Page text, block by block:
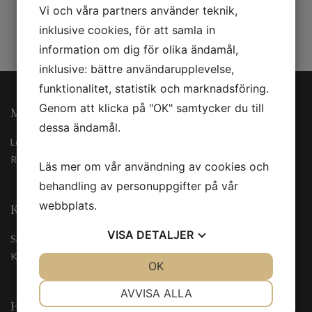
MINA SIDOR
Logga in
Registrera
KUNDSERVICE
Säkerhetsdatablad
Kontakta oss
HANDLA TRYGGT
Vi och våra partners använder teknik,
inklusive cookies, för att samla in
information om dig för olika ändamål,
inklusive: bättre användarupplevelse,
funktionalitet, statistik och marknadsföring.
Genom att klicka på "OK" samtycker du till
dessa ändamål.
Läs mer om vår användning av cookies och
behandling av personuppgifter på vår
webbplats.
VISA DETALJER
AVVISA ALLA
OK